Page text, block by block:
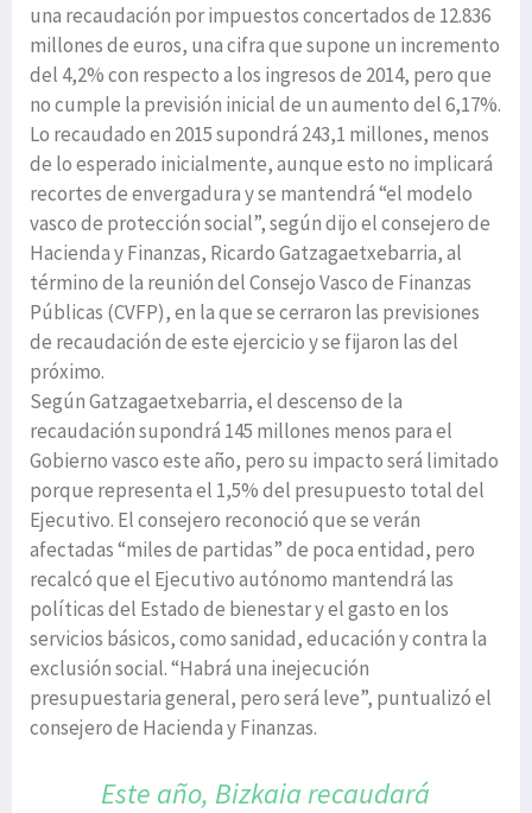
una recaudación por impuestos concertados de 12.836
millones de euros, una cifra que supone un incremento
del 4,2% con respecto a los ingresos de 2014, pero que
no cumple la previsión inicial de un aumento del 6,17%.
Lo recaudado en 2015 supondrá 243,1 millones, menos
de lo esperado inicialmente, aunque esto no implicará
recortes de envergadura y se mantendrá “el modelo
vasco de protección social”, según dijo el consejero de
Hacienda y Finanzas, Ricardo Gatzagaetxebarria, al
término de la reunión del Consejo Vasco de Finanzas
Públicas (CVFP), en la que se cerraron las previsiones
de recaudación de este ejercicio y se fijaron las del
próximo.
Según Gatzagaetxebarria, el descenso de la
recaudación supondrá 145 millones menos para el
Gobierno vasco este año, pero su impacto será limitado
porque representa el 1,5% del presupuesto total del
Ejecutivo. El consejero reconoció que se verán
afectadas “miles de partidas” de poca entidad, pero
recalcó que el Ejecutivo autónomo mantendrá las
políticas del Estado de bienestar y el gasto en los
servicios básicos, como sanidad, educación y contra la
exclusión social. “Habrá una inejecución
presupuestaria general, pero será leve”, puntualizó el
consejero de Hacienda y Finanzas.
Este año, Bizkaia recaudará